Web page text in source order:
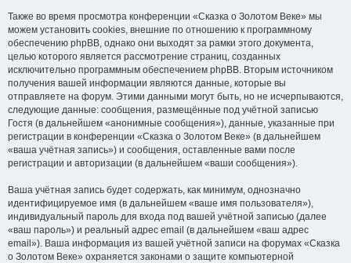
Также во время просмотра конференции «Сказка о Золотом Веке» мы
можем установить cookies, внешние по отношению к программному
обеспечению phpBB, однако они выходят за рамки этого документа,
целью которого является рассмотрение страниц, созданных
исключительно программным обеспечением phpBB. Вторым источником
получения вашей информации являются данные, которые вы
отправляете на форум. Этими данными могут быть, но не исчерпываются,
следующие данные: сообщения, размещённые под учётной записью
Гостя (в дальнейшем «анонимные сообщения»), данные, указанные при
регистрации в конференции «Сказка о Золотом Веке» (в дальнейшем
«ваша учётная запись») и сообщения, оставленные вами после
регистрации и авторизации (в дальнейшем «ваши сообщения»).
Ваша учётная запись будет содержать, как минимум, однозначно
идентифицируемое имя (в дальнейшем «ваше имя пользователя»),
индивидуальный пароль для входа под вашей учётной записью (далее
«ваш пароль») и реальный адрес email (в дальнейшем «ваш адрес
email»). Ваша информация из вашей учётной записи на форумах «Сказка
о Золотом Веке» охраняется законами о защите компьютерной